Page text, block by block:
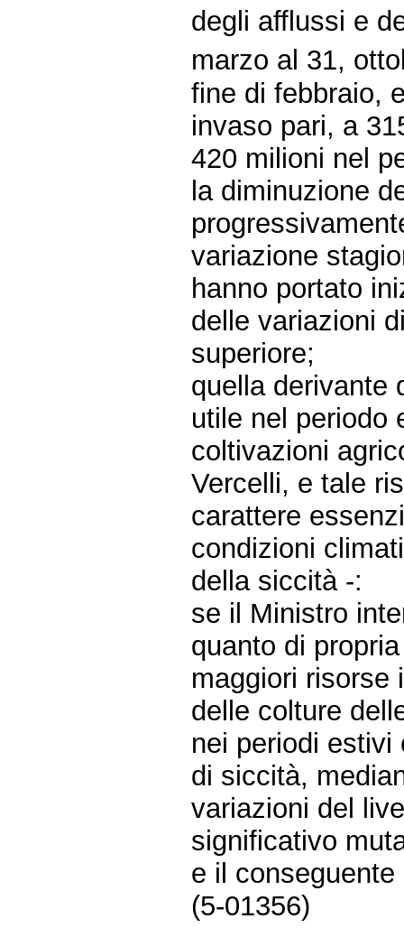
degli afflussi e
marzo al 31,
fine di febbraio,
invaso pari, a
420 milioni nel
la diminuzione
variazione
hanno portato
delle variazioni
superiore;
quella derivante
utile nel periodo
coltivazioni
Vercelli, e tale
carattere
condizioni
della siccità -:
se il Ministro
quanto di
maggiori risorse
delle colture
nei periodi
di siccità,
variazioni del
significativo
e il
(5-01356)